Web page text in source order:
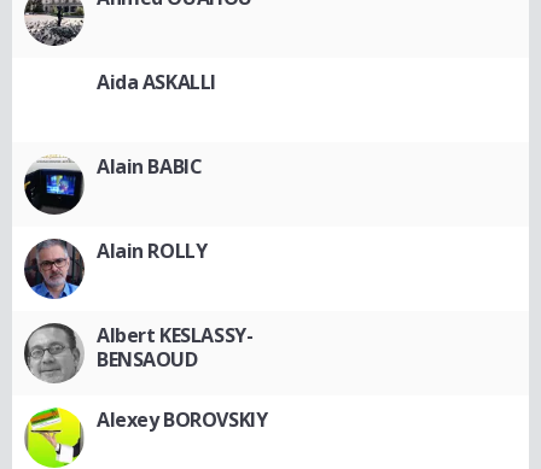
Aida ASKALLI
Alain BABIC
Alain ROLLY
Albert KESLASSY-
BENSAOUD
Alexey BOROVSKIY